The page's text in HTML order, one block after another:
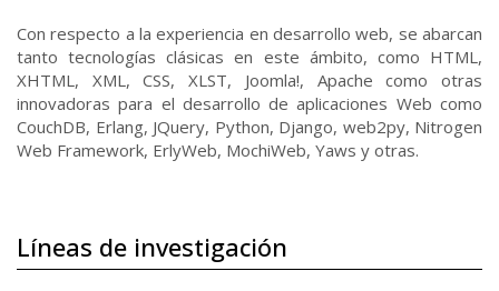
Con respecto a la experiencia en desarrollo web, se abarcan
tanto tecnologías clásicas en este ámbito, como HTML,
XHTML, XML, CSS, XLST, Joomla!, Apache como otras
innovadoras para el desarrollo de aplicaciones Web como
CouchDB, Erlang, JQuery, Python, Django, web2py, Nitrogen
Web Framework, ErlyWeb, MochiWeb, Yaws y otras.
Líneas de investigación